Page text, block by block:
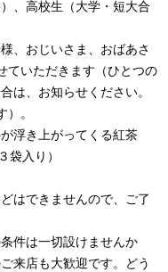
高校生（大学・短大合
、おじいさま、おばあさ
ていただきます（ひとつの
は、お知らせください。
。
き上がってくる紅茶
袋入り）
はできませんので、ご了
件は一切設けませんか
来店も大歓迎です。どう